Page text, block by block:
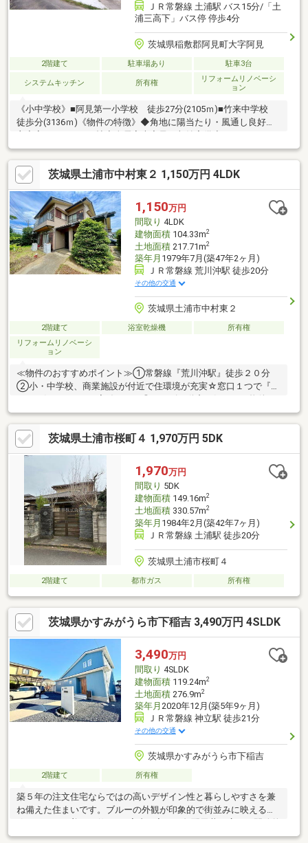
ＪＲ常磐線 土浦駅 バス15分/「土
浦三高下」バス停 停歩4分
茨城県稲敷郡阿見町大字阿見
2階建て 駐車場あり 駐車3台
システムキッチン 所有権
リフォームリノベーシ
ョン
《小中学校》■阿見第一小学校 徒歩27分(2105ｍ)■竹来中学校
徒歩分(3136ｍ)《物件の特徴》◆角地に陽当たり・風通し良好◆
台確保《周辺環境》■タイヨーまで徒歩22分■ファミリーマートま
で徒歩18分■霞ヶ浦総合公園まで徒歩18分《ひだまりハウスのお
家探し》（1）当社提携銀行ご紹介・変動金利0.58％～（最低金利
基準）、団体信用生命保険（全疾病と5つの重大疾病保証付）
（2）自己資金0円、勤続1年未満、産休・育休中、確定申告等の
住宅購入サポート（3）諸費用ローン・おまとめローンのご紹介
茨城県土浦市中村東２ 1,150万円 4LDK
1,150万円
間取り 4LDK
建物面積104.33m2
土地面積217.71m2
築年月 1979年7月(築47年2ヶ月)
ＪＲ常磐線 荒川沖駅 徒歩20分
その他の交通
茨城県土浦市中村東２
2階建て 浴室乾燥機
所有権
リフォームリノベーシ
ョン
≪物件のおすすめポイント≫①常磐線『荒川沖駅』徒歩２０分
②小・中学校、商業施設が付近で住環境が充実☆窓口１つで『見
まとめてご紹介＆ご見学！ ※ご見学希望の方は → 029-828-
7445☆ケイズ不動産≪ご見学のメリット≫〇取引経験豊富な担当
者が【家探し～ご入居後】もトータルサポート♪〇お忙しい方向け
に『ピンポイントな情報提供』も可能です。〇住宅ローンもお任
せください。無料の仮審査からお手伝いします！〇ご紹介物件全
てに対して、メリット・デメリットを両面提示します。お客様の
ペースで進めていきます♪
茨城県土浦市桜町４ 1,970万円 5DK
1,970万円
間取り 5DK
建物面積149.16m2
土地面積330.57m2
築年月 1984年2月(築42年7ヶ月)
ＪＲ常磐線 土浦駅 徒歩20分
茨城県土浦市桜町４
2階建て 都市ガス 所有権
茨城県かすみがうら市下稲吉 3,490万円 4SLDK
3,490万円
間取り 4SLDK
建物面積119.24m2
土地面積276.9m2
築年月 2020年12月(築5年9ヶ月)
ＪＲ常磐線 神立駅 徒歩21分
その他の交通
茨城県かすみがうら市下稲吉
2階建て 所有権
築５年の注文住宅ならではの高いデザイン性と暮らしやすさを兼
ね備えた住まいです。ブルーの外観が印象的で街並みに映える北
なリビングが迎えてくれ、南側から差し込む柔らかな光が空間全